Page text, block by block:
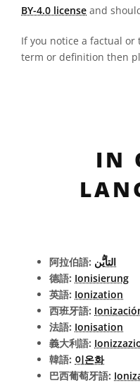
BY-4.0 license and
If you notice a factual
term or definition then
IN
阿拉伯語: التأيُّن
德語: Ionisierung
英語: Ionization
西班牙語:
法語: Ionisation
義大利語:
韓語: 이온화
巴西葡萄牙語: